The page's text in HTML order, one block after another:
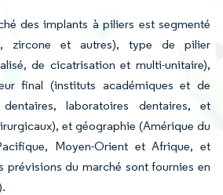
des implants à piliers est segmenté
zircone et autres), type de pilier
de cicatrisation et multi-unitaire),
final (instituts académiques et de
laboratoires dentaires, et
et géographie (Amérique du
Moyen-Orient et Afrique, et
prévisions du marché sont fournies en